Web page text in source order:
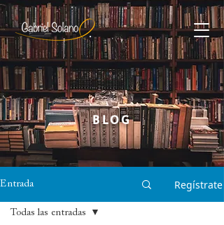
BLOG
Entrada Regístrate
Todas las entradas